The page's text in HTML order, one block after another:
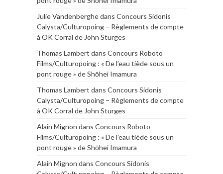
Julie Vandenberghedans Concours Sidonis
Calysta/Culturopoing – Règlements de compte
à OK Corral de John Sturges
Thomas Lambert dans Concours Roboto
Films/Culturopoing : « De l’eau tiède sous un
pont rouge » de Shōhei Imamura
Thomas Lambert dans Concours Sidonis
Calysta/Culturopoing – Règlements de compte
à OK Corral de John Sturges
Alain Mignon dans Concours Roboto
Films/Culturopoing : « De l’eau tiède sous un
pont rouge » de Shōhei Imamura
Alain Mignon dans Concours Sidonis